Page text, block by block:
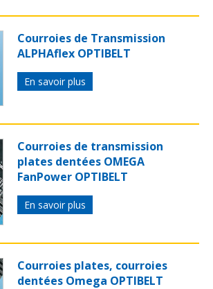
Courroies de Transmission
ALPHAflex OPTIBELT
En savoir plus
Courroies de transmission
plates dentées OMEGA
FanPower OPTIBELT
En savoir plus
Courroies plates, courroies
dentées Omega OPTIBELT